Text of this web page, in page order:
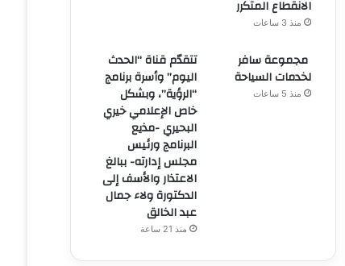
الانقطاع المتكرر
منذ 3 ساعات
مجموعة سافر
لخدمات السياحة
منذ 5 ساعات
تتقدّم قناة “الحدث
اليوم” وأسرة برنامج
“الرؤية”، وبشكل
خاص الإعلامي خيري
البحيري -مذيع
البرنامج ورئيس
مجلس إدارته- ببالغ
الاعتذار والأسف إلى
الدكتورة ولاء جمال
عبد الخالق
منذ 21 ساعة